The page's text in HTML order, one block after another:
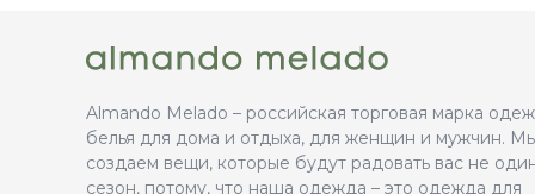
Almando Melado – российская торговая марка
белья для дома и отдыха, для женщин и мужчин.
создаем вещи, которые будут радовать вас не
сезон, потому, что наша одежда – это одежда для